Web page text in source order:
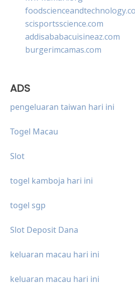
scisportsscience.com
addisababacuisineaz.com
burgerimcamas.com
ADS
pengeluaran taiwan hari ini
Togel Macau
Slot
togel kamboja hari ini
togel sgp
Slot Deposit Dana
keluaran macau hari ini
keluaran macau hari ini